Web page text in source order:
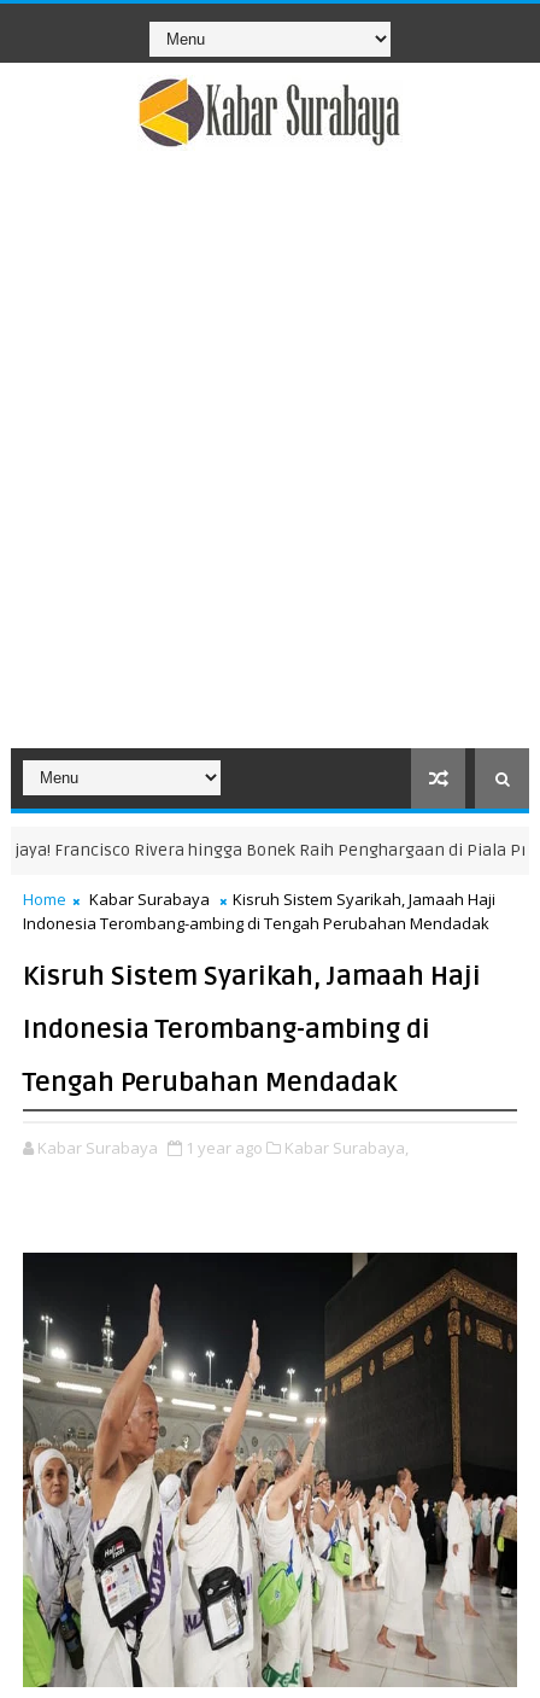
Francisco Rivera hingga Bonek Raih Penghargaan di Piala Presiden
Home Kabar Surabaya
Kisruh Sistem Syarikah, Jamaah Haji
Indonesia Terombang-ambing di Tengah Perubahan Mendadak
Kisruh Sistem Syarikah, Jamaah Haji
Indonesia Terombang-ambing di
Tengah Perubahan Mendadak
Kabar Surabaya 1 year ago Kabar Surabaya,